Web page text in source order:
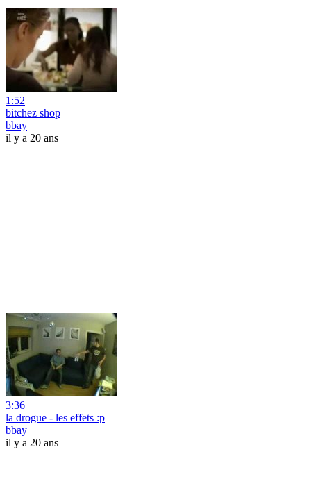
1:52
bitchez shop
bbay
il y a 20 ans
3:36
la drogue - les effets :p
bbay
il y a 20 ans